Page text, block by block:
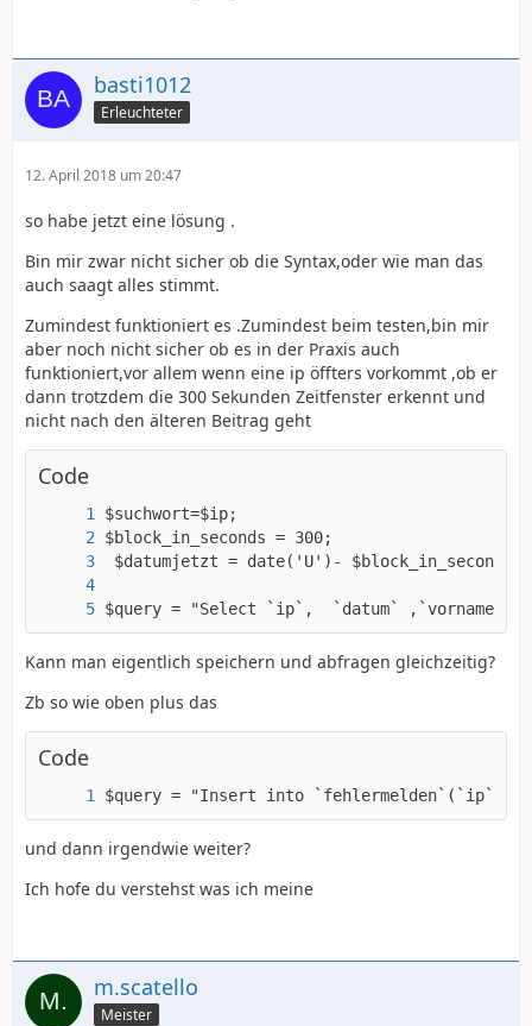
basti1012
Erleuchteter
12. April 2018 um 20:47
so habe jetzt eine lösung .
Bin mir zwar nicht sicher ob die Syntax,oder wie man das
auch saagt alles stimmt.
Zumindest funktioniert es .Zumindest beim testen,bin mir
aber noch nicht sicher ob es in der Praxis auch
funktioniert,vor allem wenn eine ip öffters vorkommt ,ob er
dann trotzdem die 300 Sekunden Zeitfenster erkennt und
nicht nach den älteren Beitrag geht
Code
$query = "Select `ip`,  `datum` ,`vorname`,
Kann man eigentlich speichern und abfragen gleichzeitig?
Zb so wie oben plus das
Code
$query = "Insert into `fehlermelden`(`ip`,
und dann irgendwie weiter?
Ich hofe du verstehst was ich meine
m.scatello
Meister